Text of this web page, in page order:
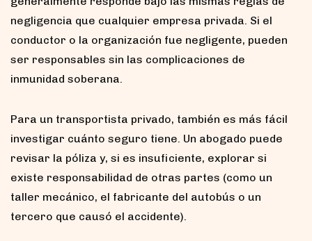
negligencia que cualquier empresa privada. Si el
conductor o la organización fue negligente, pueden
ser responsables sin las complicaciones de
inmunidad soberana.
Para un transportista privado, también es más fácil
investigar cuánto seguro tiene. Un abogado puede
revisar la póliza y, si es insuficiente, explorar si
existe responsabilidad de otras partes (como un
taller mecánico, el fabricante del autobús o un
tercero que causó el accidente).